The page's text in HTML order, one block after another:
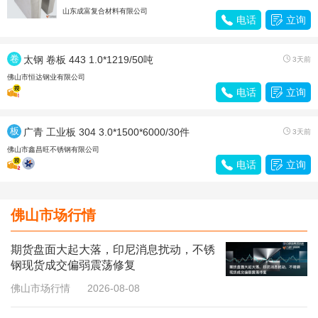
山东成富复合材料有限公司
 电话  立询
卷
带
太钢 卷板 443 1.0*1219/50吨  3天前
佛山市恒达钢业有限公司
 电话  立询
板
材
广青 工业板 304 3.0*1500*6000/30件  3天前
佛山市鑫昌旺不锈钢有限公司
 电话  立询
佛山市场行情
期货盘面大起大落，印尼消息扰动，不锈
钢现货成交偏弱震荡修复
佛山市场行情 2026-08-08